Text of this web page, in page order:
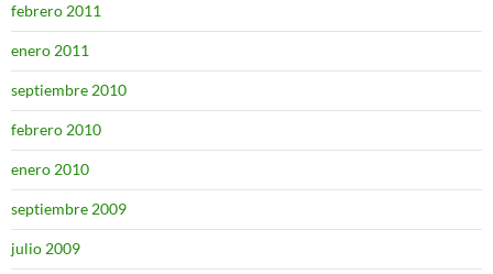
febrero 2011
enero 2011
septiembre 2010
febrero 2010
enero 2010
septiembre 2009
julio 2009